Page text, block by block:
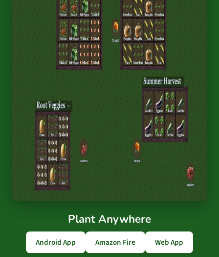
Plant Anywhere
Android App Amazon Fire Web App